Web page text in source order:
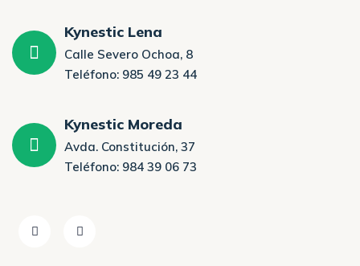
Kynestic Lena
Calle Severo Ochoa, 8
Teléfono: 985 49 23 44
Kynestic Moreda
Avda. Constitución, 37
Teléfono: 984 39 06 73